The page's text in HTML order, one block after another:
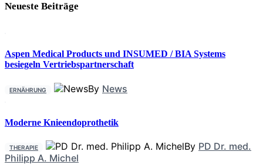
Neueste Beiträge
Aspen Medical Products und INSUMED / BIA Systems
besiegeln Vertriebspartnerschaft
ERNÄHRUNG By News
Moderne Knieendoprothetik
THERAPIE By PD Dr. med.
Philipp A. Michel